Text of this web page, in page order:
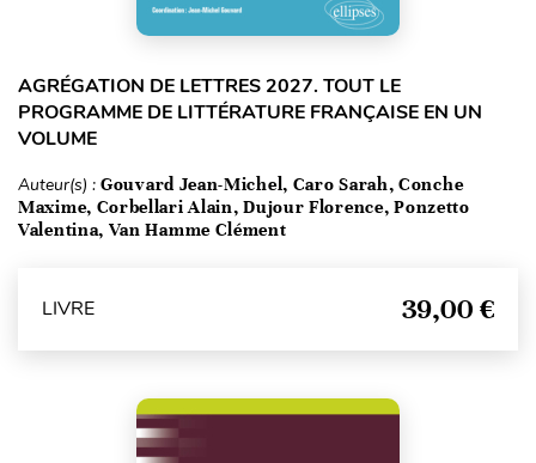
AGRÉGATION DE LETTRES 2027. TOUT LE
PROGRAMME DE LITTÉRATURE FRANÇAISE EN UN
VOLUME
Auteur(s) : Gouvard Jean-Michel, Caro Sarah, Conche
Maxime, Corbellari Alain, Dujour Florence, Ponzetto
Valentina, Van Hamme Clément
LIVRE 39,00 €